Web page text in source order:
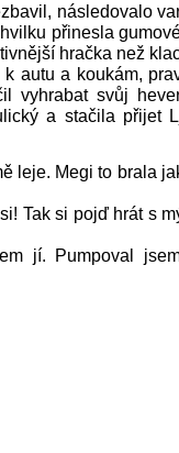
následovalo
přinesla
hračka než
autu a koukám,
vyhrabat svůj
a stačila přijet
leje. Megi to brala
Tak si pojď hrát s
jí. Pumpoval